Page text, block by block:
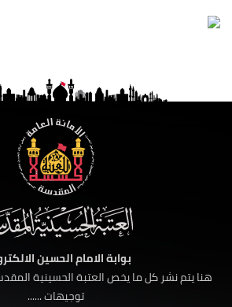
بوابة الامام الحسين
هنا يتم نشر كل ما يخص العتبة الحسينية
توجيهات ......